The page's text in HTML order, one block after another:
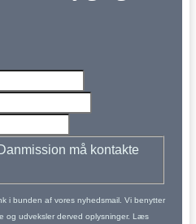
må kontakte
i bunden af vores nyhedsmail. Vi benytter
og udveksler derved oplysninger. Læs